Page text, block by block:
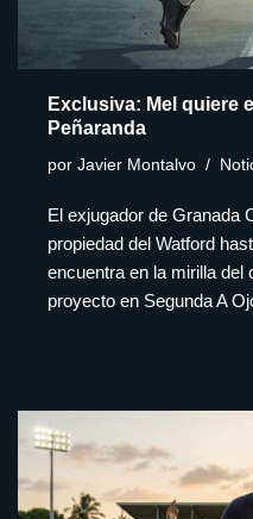
Exclusiva: Mel quiere
Peñaranda
por Javier Montalvo
El exjugador de Granada
propiedad del Watford
encuentra en la mirilla del
proyecto en Segunda A